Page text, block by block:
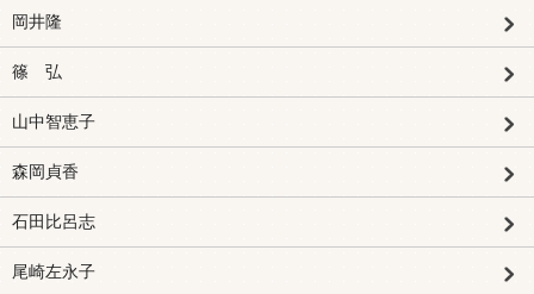
岡井隆
篠 弘
山中智恵子
森岡貞香
石田比呂志
尾崎左永子